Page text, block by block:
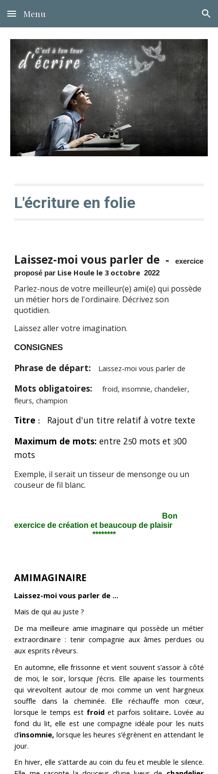
Skip to main content Skip to navigation
Menu
L'écriture en folie
Laissez-moi vous parler de -exercice
proposé par Lise Houle le 3 octobre 2022
Parlez-nous de votre meilleur(e) ami(e) qui possède
un métier hors de l'ordinaire. Décrivez son
quotidien.
Laissez aller votre imagination.
CONSIGNES
Phrase de départ: Laissez-moi vous parler de
Mots obligatoires:froid, insomnie, chandelier,
fleurs, champion
Titre :
Rajout d'un titre relatif à votre texte
Maximum de mots: entre 250 mots et300
mots
Exemple, il serait un tisseur de mensonge ou un
couseur de fil blanc.
Bon
exercice de création et beaucoup de plaisir
********
AMIMAGINAIRE
Laissez-moi vous parler de …
Mais de qui au juste ?
De ma meilleure amie imaginaire qui possède un métier
extraordinaire : tenir compagnie aux âmes perdues ou
aux esprits rêveurs.
En automne, elle frissonne et vient souvent s’assoir à côté
de moi, le soir, lorsque j’écris. Elle apaise les tourments
qui virevoltent autour de moi comme un vent hargneux
souffle dans la cheminée. Elle réchauffe mon cœur,
lorsque le temps est froid et parfois solitaire.Lovée au
fond du lit, elle est une compagne idéale pour les nuits
d’insomnie, lorsque les heures s’égrènent en attendant le
jour.
En hiver, elle s’attarde au coin du feu et meuble le silence.